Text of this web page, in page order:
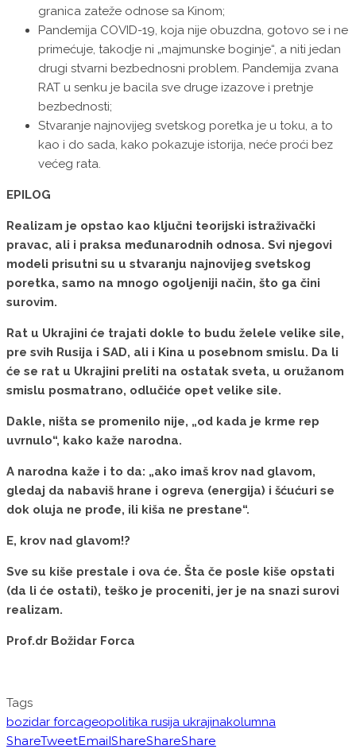
granica zateže odnose sa Kinom;
Pandemija COVID-19, koja nije obuzdna, gotovo se i ne
primećuje, takodje ni „majmunske boginje“, a niti jedan
drugi stvarni bezbednosni problem. Pandemija zvana
RAT u senku je bacila sve druge izazove i pretnje
bezbednosti;
Stvaranje najnovijeg svetskog poretka je u toku, a to
kao i do sada, kako pokazuje istorija, neće proći bez
većeg rata.
EPILOG
Realizam je opstao kao ključni teorijski istraživački
pravac, ali i praksa međunarodnih odnosa. Svi njegovi
modeli prisutni su u stvaranju najnovijeg svetskog
poretka, samo na mnogo ogoljeniji način, što ga čini
surovim.
Rat u Ukrajini će trajati dokle to budu želele velike sile,
pre svih Rusija i SAD, ali i Kina u posebnom smislu. Da li
će se rat u Ukrajini preliti na ostatak sveta, u oružanom
smislu posmatrano, odlučiće opet velike sile.
Dakle, ništa se promenilo nije, „od kada je krme rep
uvrnulo“, kako kaže narodna.
A narodna kaže i to da: „ako imaš krov nad glavom,
gledaj da nabaviš hrane i ogreva (energija) i šćućuri se
dok oluja ne prođe, ili kiša ne prestane“.
E, krov nad glavom!?
Sve su kiše prestale i ova će. Šta če posle kiše opstati
(da li će ostati), teško je proceniti, jer je na snazi surovi
realizam.
Prof.dr Božidar Forca
Tags
bozidar forcageopolitika rusija ukrajinakolumna
ShareTweetEmailShareShareShare